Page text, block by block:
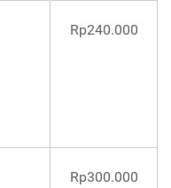
Rp240.000
Rp300.000